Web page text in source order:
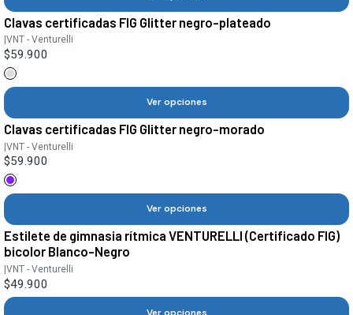
Clavas certificadas FIG Glitter negro-plateado
|VNT - Venturelli
$59.900
Ver opciones
Clavas certificadas FIG Glitter negro-morado
|VNT - Venturelli
$59.900
Ver opciones
Estilete de gimnasia rítmica VENTURELLI (Certificado FIG)
bicolor Blanco-Negro
|VNT - Venturelli
$49.900
Ver opciones